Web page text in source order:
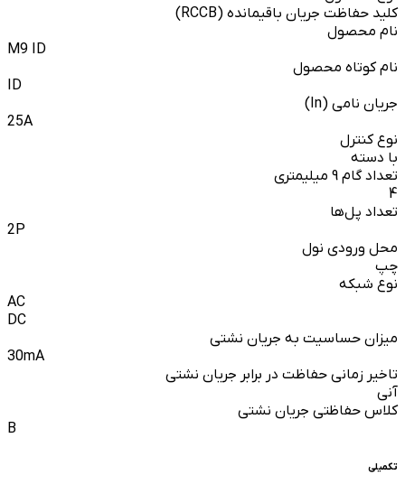
کلید حفاظت جریان باقیمانده (RCCB)
نام محصول
M9 ID
نام کوتاه محصول
ID
جریان نامی (In)
25A
نوع کنترل
با دسته
تعداد گام 9 میلیمتری
4
تعداد پل‌ها
2P
محل ورودی نول
چپ
نوع شبکه
AC
DC
میزان حساسیت به جریان نشتی
30mA
تاخیر زمانی حفاظت در برابر جریان نشتی
آنی
کلاس حفاظتی جریان نشتی
B
تکمیلی